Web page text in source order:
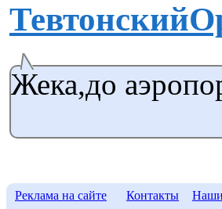
Жека,до
Реклама на сайте Контакты